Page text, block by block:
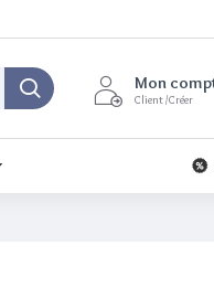
Mon
Client /Créer